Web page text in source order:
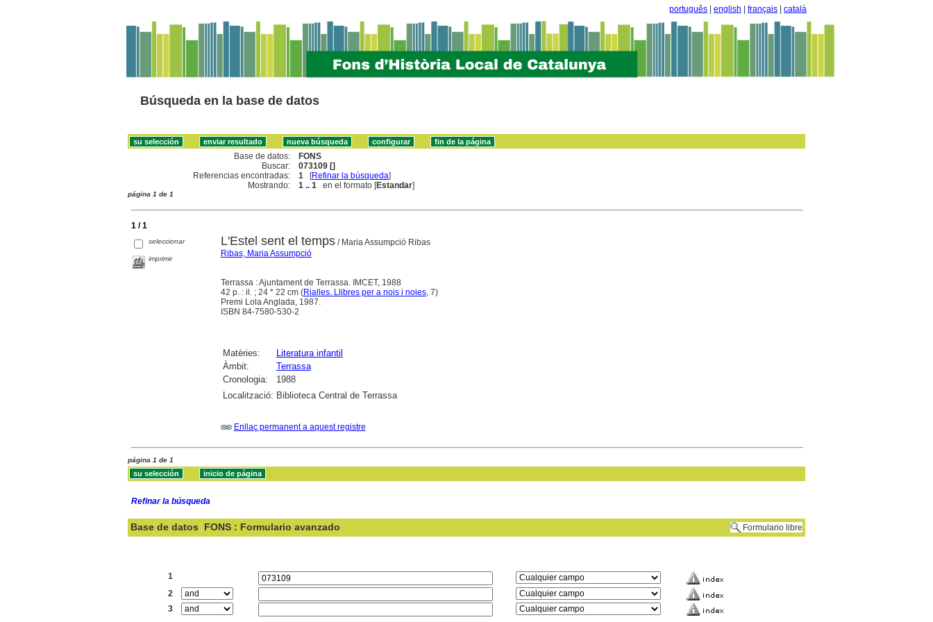
português english français català
Búsqueda en la base de datos
Base de datos:
FONS
Buscar:
073109 []
Referencias encontradas:
1 [Refinar la búsqueda]
Mostrando:
1 .. 1 en el formato [Estandar]
página 1 de 1
1 / 1
seleccionar
imprimir
L'Estel sent el temps/ Maria Assumpció Ribas
Ribas, Maria Assumpció
Terrassa : Ajuntament de Terrassa. IMCET, 1988
42 p. : il. ; 24 * 22 cm (Rialles. Llibres per a nois i noies, 7)
Premi Lola Anglada, 1987.
ISBN 84-7580-530-2
Matèries:
Literatura infantil
Àmbit:
Terrassa
Cronologia:
1988
Localització: Biblioteca Central de Terrassa
Enllaç permanent a aquest registre
página 1 de 1
Refinar la búsqueda
Base de datos FONS : Formulario avanzado Formulario libre
1
2
3